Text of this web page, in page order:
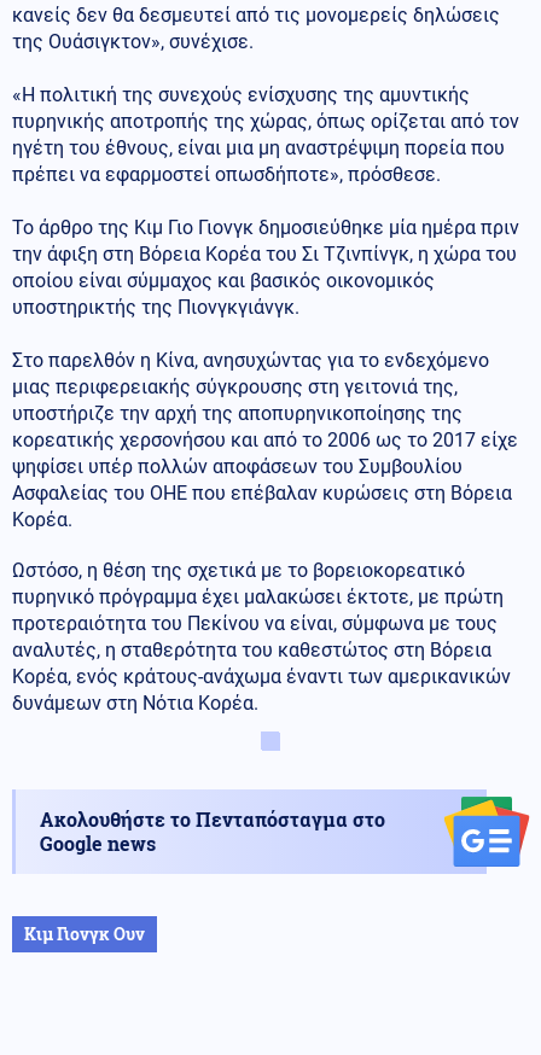
κανείς δεν θα δεσμευτεί από τις μονομερείς δηλώσεις
της Ουάσιγκτον», συνέχισε.
«Η πολιτική της συνεχούς ενίσχυσης της αμυντικής
πυρηνικής αποτροπής της χώρας, όπως ορίζεται από τον
ηγέτη του έθνους, είναι μια μη αναστρέψιμη πορεία που
πρέπει να εφαρμοστεί οπωσδήποτε», πρόσθεσε.
Το άρθρο της Κιμ Γιο Γιονγκ δημοσιεύθηκε μία ημέρα πριν
την άφιξη στη Βόρεια Κορέα του Σι Τζινπίνγκ, η χώρα του
οποίου είναι σύμμαχος και βασικός οικονομικός
υποστηρικτής της Πιονγκγιάνγκ.
Στο παρελθόν η Κίνα, ανησυχώντας για το ενδεχόμενο
μιας περιφερειακής σύγκρουσης στη γειτονιά της,
υποστήριζε την αρχή της αποπυρηνικοποίησης της
κορεατικής χερσονήσου και από το 2006 ως το 2017 είχε
ψηφίσει υπέρ πολλών αποφάσεων του Συμβουλίου
Ασφαλείας του ΟΗΕ που επέβαλαν κυρώσεις στη Βόρεια
Κορέα.
Ωστόσο, η θέση της σχετικά με το βορειοκορεατικό
πυρηνικό πρόγραμμα έχει μαλακώσει έκτοτε, με πρώτη
προτεραιότητα του Πεκίνου να είναι, σύμφωνα με τους
αναλυτές, η σταθερότητα του καθεστώτος στη Βόρεια
Κορέα, ενός κράτους-ανάχωμα έναντι των αμερικανικών
δυνάμεων στη Νότια Κορέα.
Ακολουθήστε το Πενταπόσταγμα στο
Google news
Κιμ Γιονγκ Ουν